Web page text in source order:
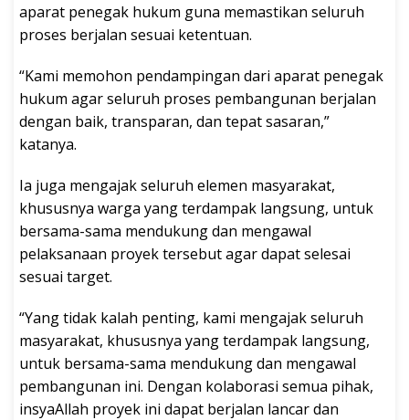
aparat penegak hukum guna memastikan seluruh
proses berjalan sesuai ketentuan.
“Kami memohon pendampingan dari aparat penegak
hukum agar seluruh proses pembangunan berjalan
dengan baik, transparan, dan tepat sasaran,”
katanya.
Ia juga mengajak seluruh elemen masyarakat,
khususnya warga yang terdampak langsung, untuk
bersama-sama mendukung dan mengawal
pelaksanaan proyek tersebut agar dapat selesai
sesuai target.
“Yang tidak kalah penting, kami mengajak seluruh
masyarakat, khususnya yang terdampak langsung,
untuk bersama-sama mendukung dan mengawal
pembangunan ini. Dengan kolaborasi semua pihak,
insyaAllah proyek ini dapat berjalan lancar dan